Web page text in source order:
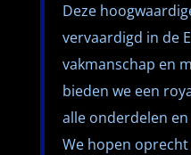
Deze
vervaardigd in de
vakmanschap en
bieden we een
alle onderdelen
We hopen